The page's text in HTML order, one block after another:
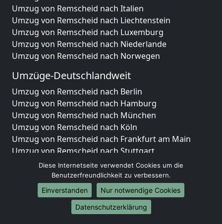
Umzug von Remscheid nach Italien
Umzug von Remscheid nach Liechtenstein
Umzug von Remscheid nach Luxemburg
Umzug von Remscheid nach Niederlande
Umzug von Remscheid nach Norwegen
Umzüge-Deutschlandweit
Umzug von Remscheid nach Berlin
Umzug von Remscheid nach Hamburg
Umzug von Remscheid nach München
Umzug von Remscheid nach Köln
Umzug von Remscheid nach Frankfurt am Main
Umzug von Remscheid nach Stuttgart
Umzug von Remscheid nach Düsseldorf
Umzug von Remscheid nach Leipzig
Umzug von Remscheid nach Dortmund
Umzug von Remscheid nach Essen
Umzug von Remscheid nach Bremen
Diese Internetseite verwendet Cookies um die
Benutzerfreundlichkeit zu verbessern.
Einverstanden
Nur notwendige Cookies
Datenschutzerklärung